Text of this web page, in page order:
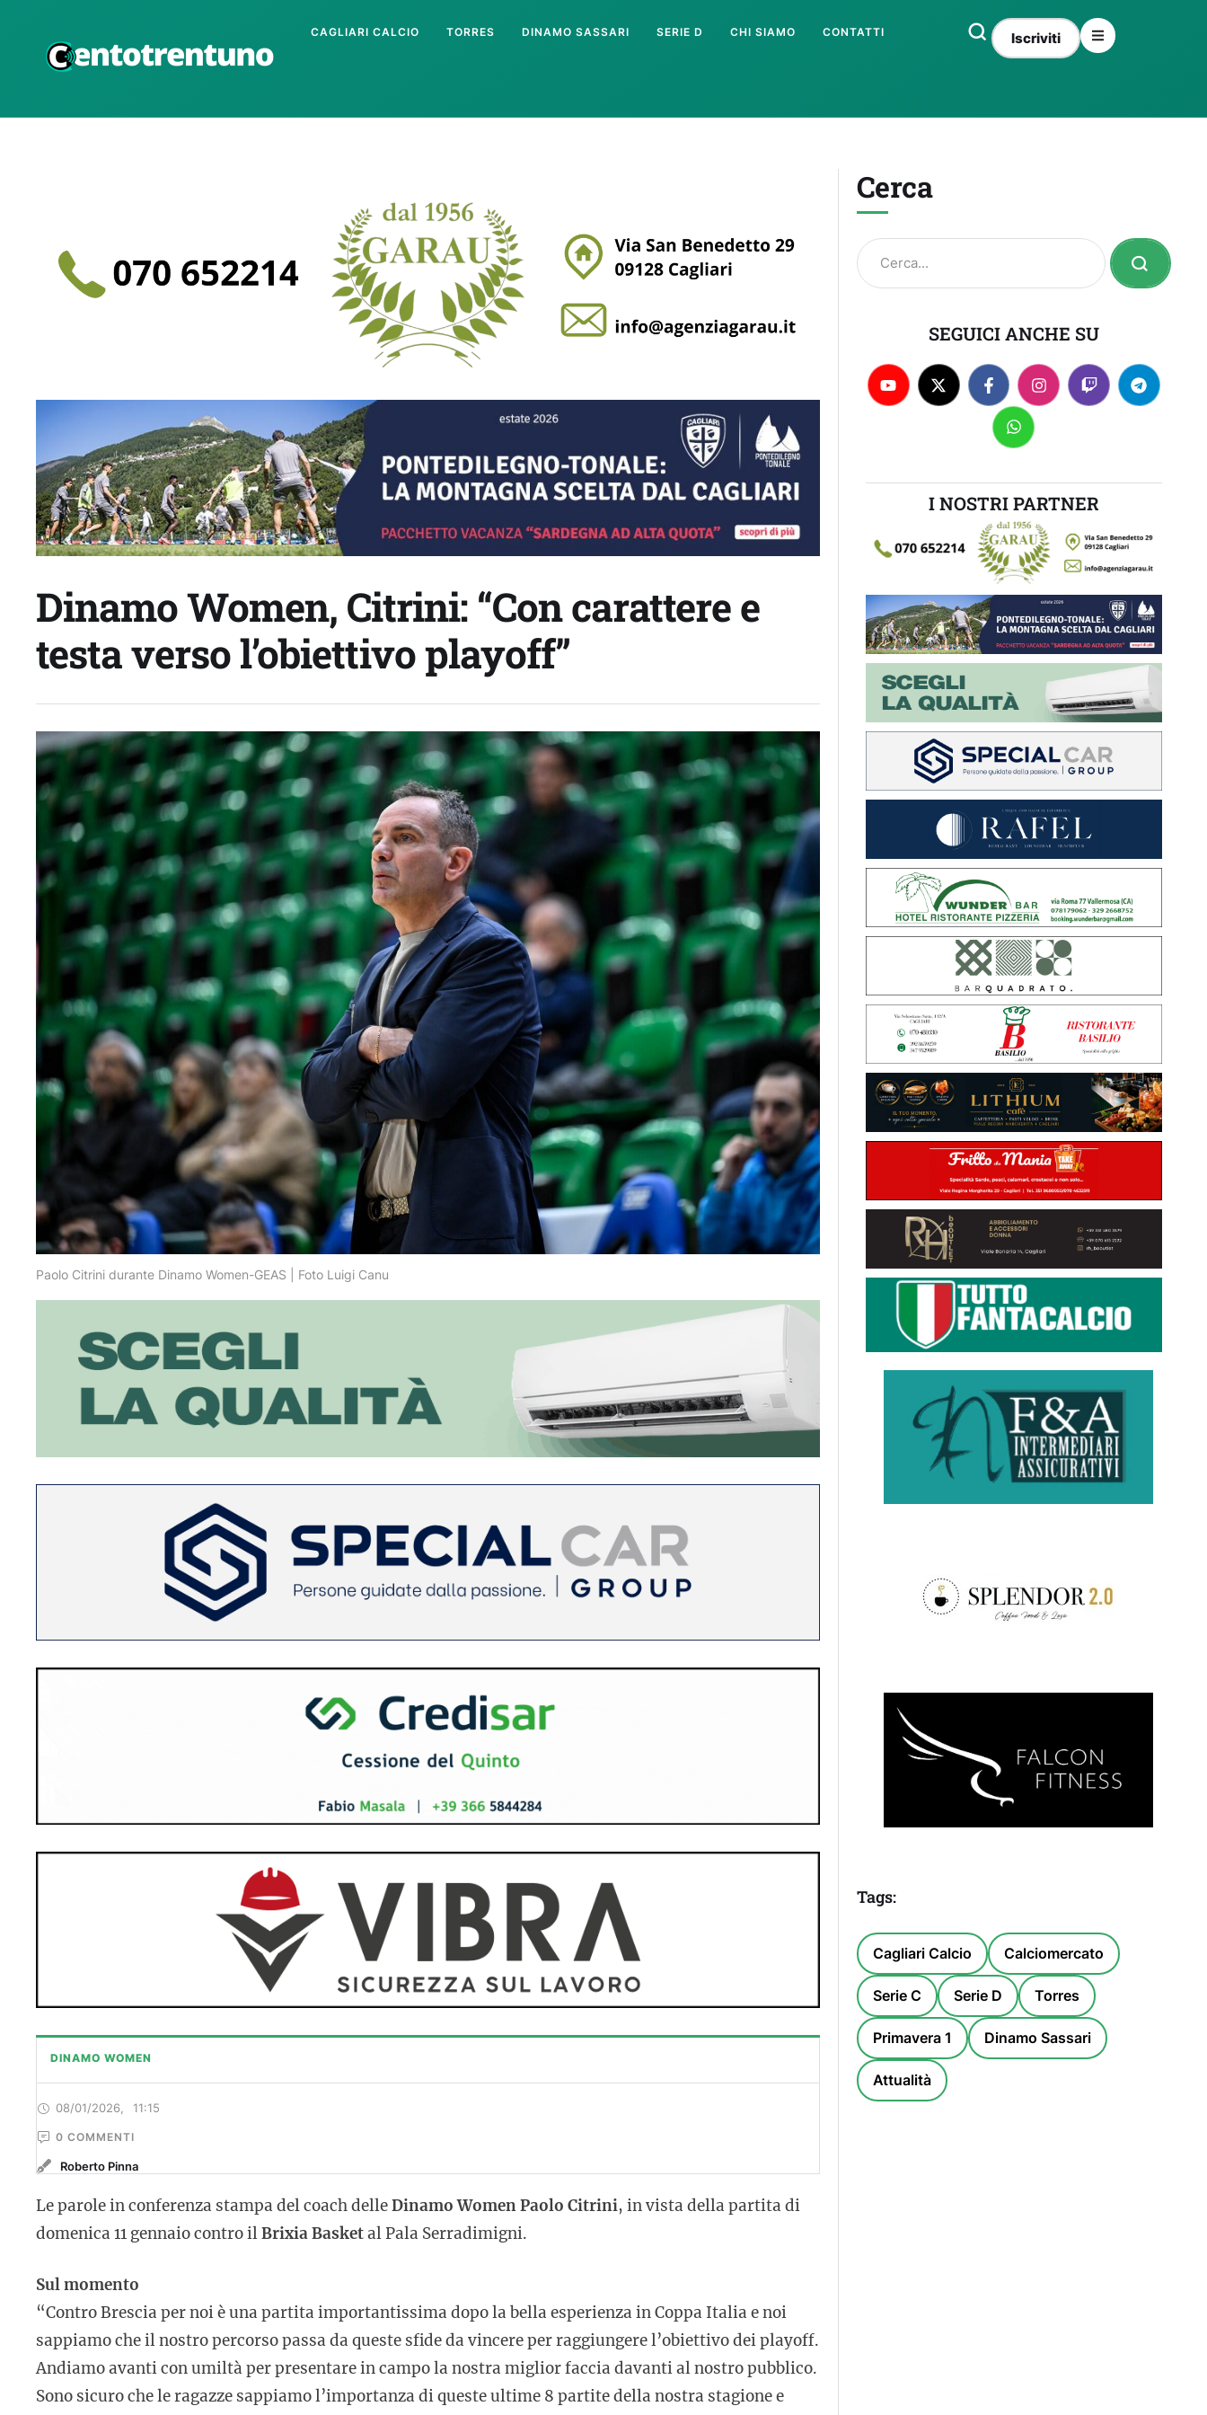
CAGLIARI CALCIO TORRES DINAMO SASSARI SERIE D CHI SIAMO CONTATTI Iscriviti
Dinamo Women, Citrini: “Con carattere e
testa verso l’obiettivo playoff”
Paolo Citrini durante Dinamo Women-GEAS | Foto Luigi Canu
DINAMO WOMEN
08/01/2026, 11:15
0 COMMENTI
Roberto Pinna
Le parole in conferenza stampa del coach delleDinamo Women Paolo Citrini, in vista della partita di
domenica 11 gennaio contro ilBrixia Basketal Pala Serradimigni.
Sul momento
“Contro Brescia per noi è una partita importantissima dopo la bella esperienza in Coppa Italia e noi
sappiamo che il nostro percorso passa da queste sfide da vincere per raggiungere l’obiettivo dei playoff.
Andiamo avanti con umiltà per presentare in campo la nostra miglior faccia davanti al nostro pubblico.
Sono sicuro che le ragazze sappiamo l’importanza di queste ultime 8 partite della nostra stagione e
Cerca
SEGUICI ANCHE SU
I NOSTRI PARTNER
Tags:
Cagliari Calcio Calciomercato
Serie C Serie D Torres
Primavera 1 Dinamo Sassari
Attualità